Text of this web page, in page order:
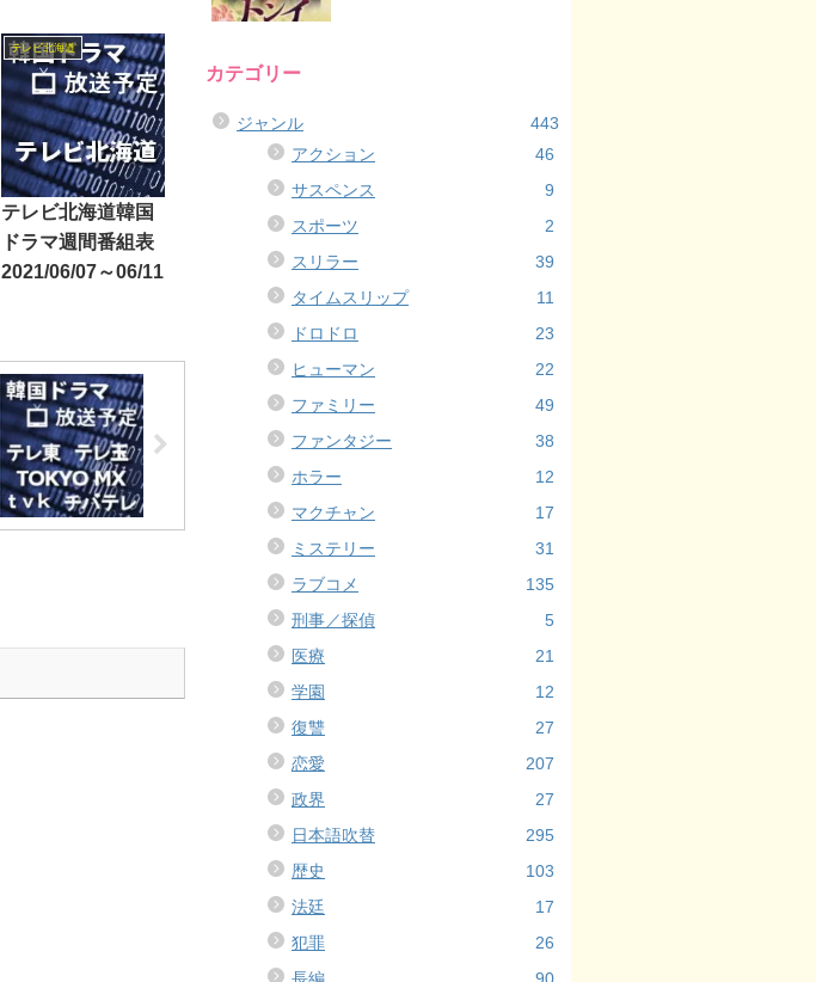
テレビ北海道
テレビ北海道韓国
ドラマ週間番組表
2021/06/07～06/11
カテゴリー
ジャンル
443
アクション
46
サスペンス
9
スポーツ
2
スリラー
39
タイムスリップ
11
ドロドロ
23
ヒューマン
22
ファミリー
49
ファンタジー
38
ホラー
12
マクチャン
17
ミステリー
31
ラブコメ
135
刑事／探偵
5
医療
21
学園
12
復讐
27
恋愛
207
政界
27
日本語吹替
295
歴史
103
法廷
17
犯罪
26